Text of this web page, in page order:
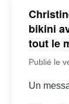
bikini
tout le
Publié le
Un